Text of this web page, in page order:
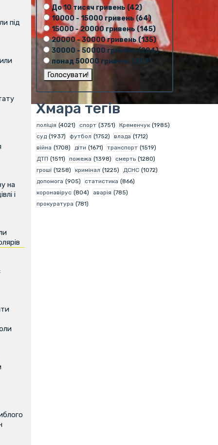
під
на
і
До 10 тисяч гривень (42)
10000 - 15000 гривень (64)
15000 - 20000 гривень (145)
20000 - 30000 гривень (135)
30000 - 50000 гривень (204)
понад 50000 гривень (269)
Хмара тегів
поліція (4021) спорт (3751) Кременчук (1985)
суд (1937) футбол (1752) влада (1712)
війна (1708) діти (1671) транспорт (1519)
ДТП (1511) пожежа (1398) смерть (1280)
гроші (1258) кримінал (1225) ДСНС (1072)
допомога (905) статистика (866)
коронавірус (804) аварія (785)
прокуратура (781)